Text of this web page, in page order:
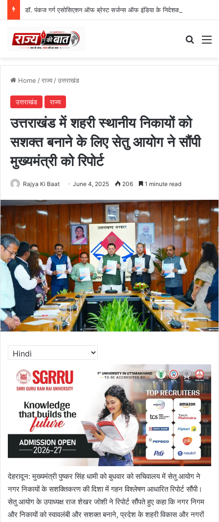
Home /राज्य/उत्तराखंड
उत्तराखंड राज्य
उत्तराखंड में शहरी स्थानीय निकायों को
सशक्त बनाने के लिए सेतु आयोग ने सौंपी
मुख्यमंत्री को रिपोर्ट
Rajya Ki Baat June 4, 2025 206 1 minute read
देहरादून: मुख्यमंत्री पुष्कर सिंह धामी को बुधवार को सचिवालय में सेतु आयोग ने
नगर निकायों के सशक्तिकरण की दिशा में गहन विश्लेषण आधारित रिपोर्ट सौंपी।
सेतु आयोग के उपाध्यक्ष राज शेखर जोशी ने रिपोर्ट सौंपते हुए कहा कि नगर निगम
और निकायों को स्वावलंबी और सशक्त बनाने, प्रदेश के शहरी विकास और नगरों